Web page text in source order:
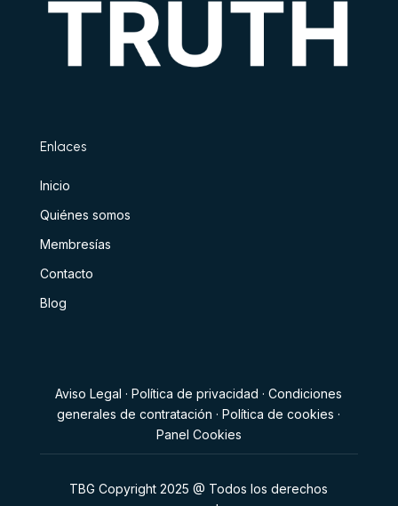
Enlaces
Inicio
Quiénes somos
Membresías
Contacto
Blog
Aviso Legal ·Política de privacidad ·Condiciones
generales de contratación ·Política de cookies ·
Panel Cookies
TBG Copyright 2025 @ Todos los derechos